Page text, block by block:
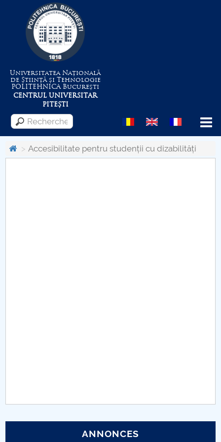
Universitatea Națională
de Știință și Tehnologie
POLITEHNICABucurești
CENTRUL UNIVERSITAR
PITEȘTI
Menu
Relations Internationales
Accesibilitate pentru studenții cu dizabilități
ANNONCES